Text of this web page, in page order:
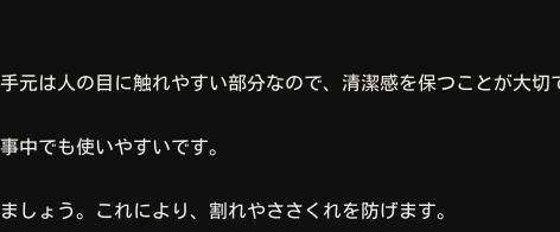
元は人の目に触れやすい部分なので、清潔感を保つことが大切
中でも使いやすいです。
ょう。これにより、割れやささくれを防げます。